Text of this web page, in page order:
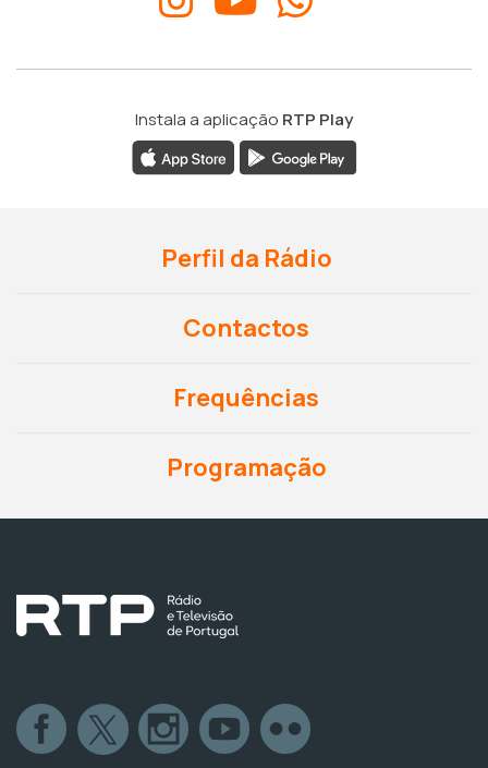
Instala a aplicação RTP Play
Perfil da Rádio
Contactos
Frequências
Programação